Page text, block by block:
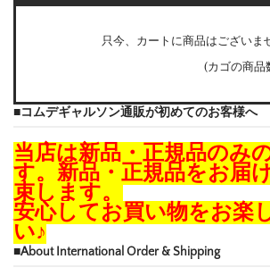
只今、カートに商品はございま
(カゴの商品
■コムデギャルソン通販が初めてのお客様へ
当店は新品・正規品のみ
す。新品・正規品をお届
束します。
安心してお買い物をお楽
い♪
■About International Order & Shipping